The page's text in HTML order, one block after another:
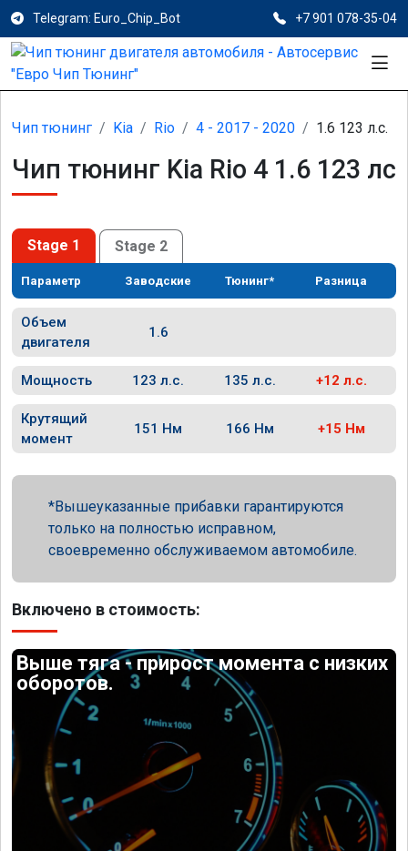
Telegram: Euro_Chip_Bot +7 901 078-35-04
Чип тюнинг Kia Rio 4 - 2017 - 2020 1.6 123 л.с.
Чип тюнинг Kia Rio 4 1.6 123 лс
Stage 1 Stage 2
Параметр Заводские Тюнинг* Разница
Объем
двигателя
1.6
Мощность 123 л.с. 135 л.с. +12 л.с.
Крутящий
момент
151 Нм 166 Нм +15 Нм
Вышеуказанные прибавки гарантируются
только на полностью исправном,
своевременно обслуживаемом автомобиле.
Включено в стоимость:
Выше тяга - прирост момента с низких
оборотов.